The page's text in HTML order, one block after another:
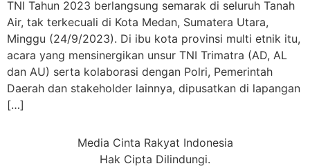
TNI Tahun 2023 berlangsung semarak di seluruh Tanah
Air, tak terkecuali di Kota Medan, Sumatera Utara,
Minggu (24/9/2023). Di ibu kota provinsi multi etnik itu,
acara yang mensinergikan unsur TNI Trimatra (AD, AL
dan AU) serta kolaborasi dengan Polri, Pemerintah
Daerah dan stakeholder lainnya, dipusatkan di lapangan
[…]
Media Cinta Rakyat Indonesia
Hak Cipta Dilindungi.